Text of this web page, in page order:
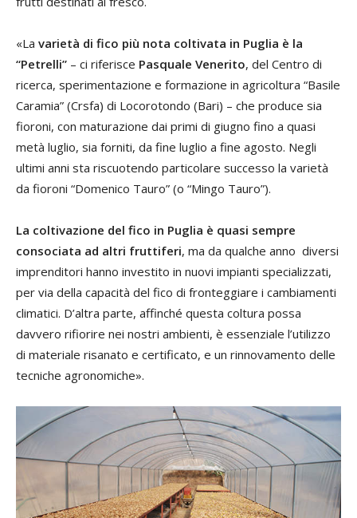
«La varietà di fico più nota coltivata in Puglia è la
“Petrelli” – ci riferisce Pasquale Venerito, del Centro di
ricerca, sperimentazione e formazione in agricoltura “Basile
Caramia” (Crsfa) di Locorotondo (Bari) – che produce sia
fioroni, con maturazione dai primi di giugno fino a quasi
metà luglio, sia forniti, da fine luglio a fine agosto. Negli
ultimi anni sta riscuotendo particolare successo la varietà
da fioroni “Domenico Tauro” (o “Mingo Tauro”).
La coltivazione del fico in Puglia è quasi sempre
consociata ad altri fruttiferi, ma da qualche anno diversi
imprenditori hanno investito in nuovi impianti specializzati,
per via della capacità del fico di fronteggiare i cambiamenti
climatici. D’altra parte, affinché questa coltura possa
davvero rifiorire nei nostri ambienti, è essenziale l’utilizzo
di materiale risanato e certificato, e un rinnovamento delle
tecniche agronomiche».